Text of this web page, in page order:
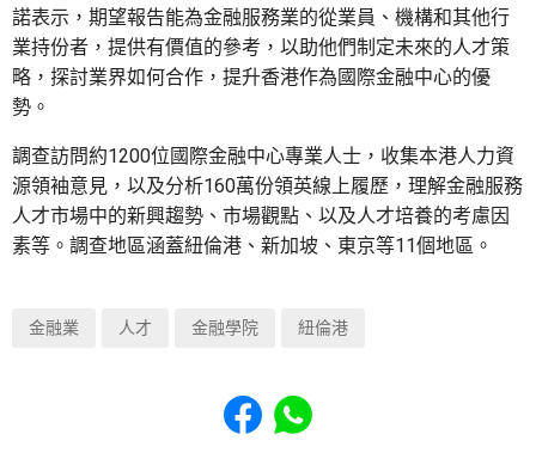
諾表示，期望報告能為金融服務業的從業員、機構和其他行
業持份者，提供有價值的參考，以助他們制定未來的人才策
略，探討業界如何合作，提升香港作為國際金融中心的優
勢。
調查訪問約1200位國際金融中心專業人士，收集本港人力資
源領袖意見，以及分析160萬份領英線上履歷，理解金融服務
人才市場中的新興趨勢、市場觀點、以及人才培養的考慮因
素等。調查地區涵蓋紐倫港、新加坡、東京等11個地區。
金融業 人才 金融學院 紐倫港
Share to Facebook
Share to WhatsApp